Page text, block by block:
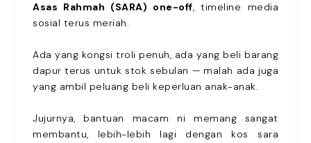
Asas Rahmah (SARA) one-off, timeline media
sosial terus meriah.
Ada yang kongsi troli penuh, ada yang beli barang
dapur terus untuk stok sebulan — malah ada juga
yang ambil peluang beli keperluan anak-anak.
Jujurnya, bantuan macam ni memang sangat
membantu, lebih-lebih lagi dengan kos sara